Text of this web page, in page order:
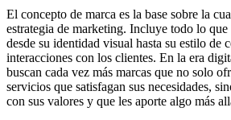
El concepto de marca es la base sobre la
estrategia de marketing. Incluye todo lo que
desde su identidad visual hasta su estilo de
interacciones con los clientes. En la era
buscan cada vez más marcas que no solo
servicios que satisfagan sus necesidades,
con sus valores y que les aporte algo más